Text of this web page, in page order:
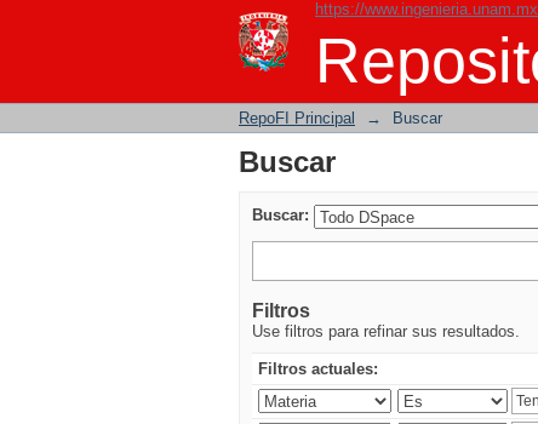
https://www.ingenieria.unam.mx
Buscar
RepoFI Principal → Buscar
Buscar
Buscar:
Filtros
Use filtros para refinar sus resultados.
Filtros actuales: